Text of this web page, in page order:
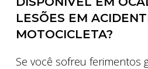
LESÕES EM
MOTOCICLETA?
Se você sofreu ferimentos